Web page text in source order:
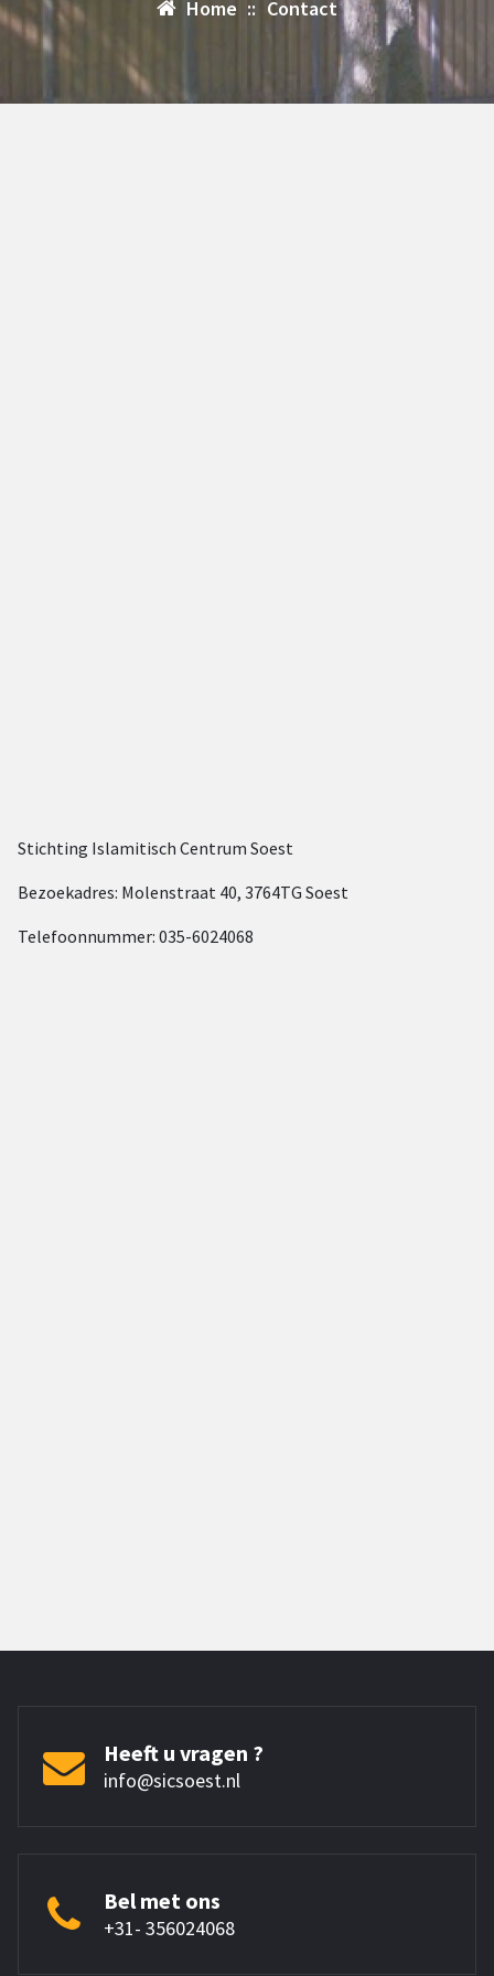
Home :: Contact
Stichting Islamitisch Centrum Soest
Bezoekadres: Molenstraat 40, 3764TG Soest
Telefoonnummer: 035-6024068
Heeft u vragen ?
info@sicsoest.nl
Bel met ons
+31- 356024068